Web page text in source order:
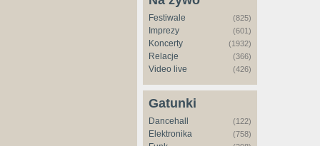
Festiwale (825)
Imprezy (601)
Koncerty (1932)
Relacje (366)
Video live (426)
Gatunki
Dancehall (122)
Elektronika (758)